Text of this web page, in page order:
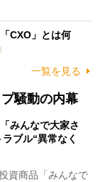
CXO」とは何
一覧を見る
騒動の内幕
みんなで大家さ
ブル“異常なく
資商品「みんなで